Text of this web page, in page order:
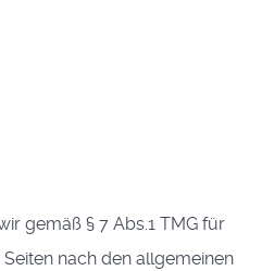
gemäß § 7 Abs.1 TMG für
nach den allgemeinen